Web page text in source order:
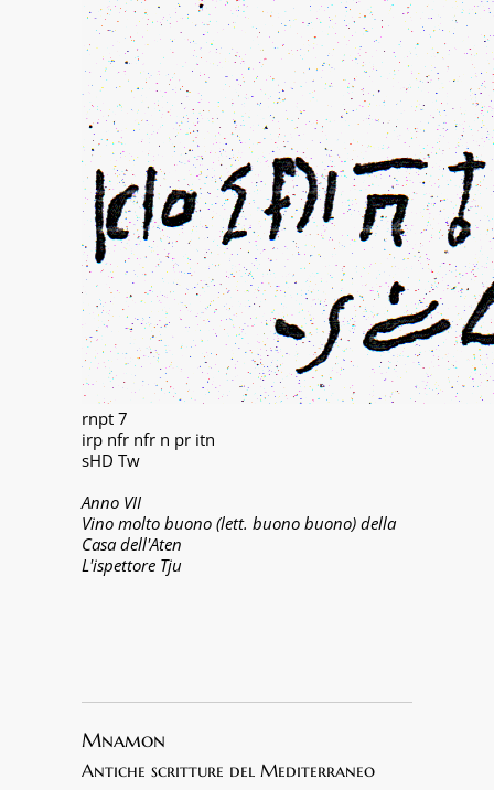
rnpt 7
irp nfr nfr n pr itn
sHD Tw
Anno VII
Vino molto buono (lett. buono buono) della
Casa dell'Aten
L'ispettore Tju
Mnamon
Antiche scritture del Mediterraneo